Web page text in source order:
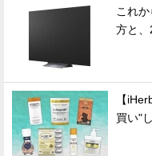
これ
方と
【
買い"